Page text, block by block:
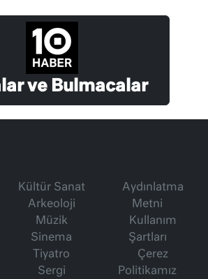
ve Bulmacalar
Kültür Sanat
Arkeoloji
Müzik
Sinema
Tiyatro
Sergi
Aydınlatma
Metni
Kullanım
Şartları
Çerez
Politikamız